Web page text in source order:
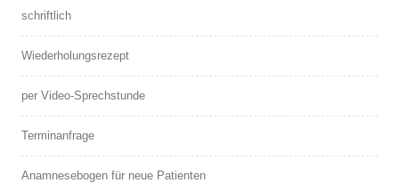
schriftlich
Wiederholungsrezept
per Video-Sprechstunde
Terminanfrage
Anamnesebogen für neue Patienten